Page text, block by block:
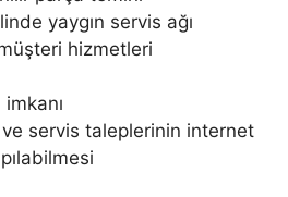
yaygın servis ağı
hizmetleri
servis taleplerinin internet